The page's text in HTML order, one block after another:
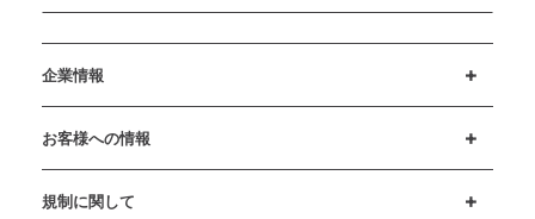
企業情報
お客様への情報
規制に関して